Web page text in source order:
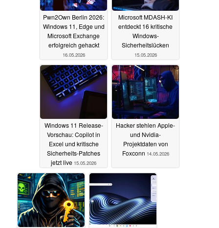
Pwn2Own Berlin 2026:
Windows 11, Edge und
Microsoft Exchange
erfolgreich gehackt
16.05.2026
Microsoft MDASH-KI
entdeckt 16 kritische
Windows-
Sicherheitslücken
15.05.2026
Windows 11 Release-
Vorschau: Copilot in
Excel und kritische
Sicherheits-Patches
jetzt live 15.05.2026
Hacker stehlen Apple-
und Nvidia-
Projektdaten von
Foxconn 14.05.2026